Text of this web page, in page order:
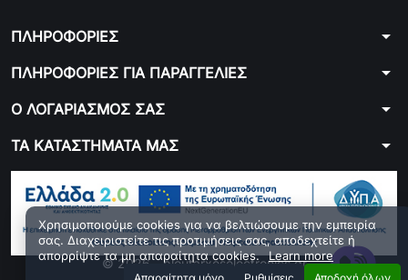
industrial code : 80151620100
model(MOD) : BS-L1400 Ser.Nr.: :
10600644
: LL1242CE3
model(MOD) : BLF1260 type(TYP) :
10608758 Ser.Nr.: : 5300017859
Prod.No. : LL1242CA32212
BOSCH
ΠΛΗΡΟΦΟΡΙΕΣ arrow_drop_down
ΠΛΗΡΟΦΟΡΙΕΣ ΓΙΑ ΠΑΡΑΓΓΕΛΙΕΣ arrow_drop_down
Ο ΛΟΓΑΡΙΑΣΜΟΣ ΣΑΣ arrow_drop_down
ΤΑ ΚΑΤΑΣΤΗΜΑΤΑ ΜΑΣ arrow_drop_down
Χρησιμοποιούμε cookies για να βελτιώσουμε την εμπειρία
σας. Διαχειριστείτε τις προτιμήσεις σας, αποδεχτείτε ή
απορρίψτε τα μη απαραίτητα cookies. Learn more
© 2026 - ploutarxoselectronics.gr